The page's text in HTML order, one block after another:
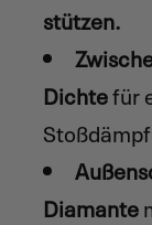
stützen.
Dichtefür
Diamante